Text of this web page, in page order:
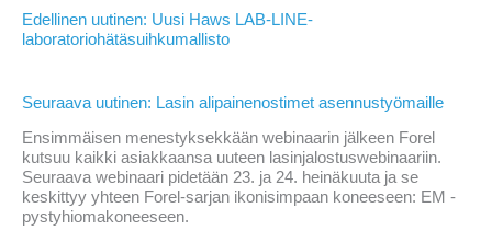
Edellinen uutinen: Uusi Haws LAB-LINE-
laboratoriohätäsuihkumallisto
Seuraava uutinen: Lasin alipainenostimet asennustyömaille
Ensimmäisen menestyksekkään webinaarin jälkeen Forel
kutsuu kaikki asiakkaansa uuteen lasinjalostuswebinaariin.
Seuraava webinaari pidetään 23. ja 24. heinäkuuta ja se
keskittyy yhteen Forel-sarjan ikonisimpaan koneeseen: EM -
pystyhiomakoneeseen.